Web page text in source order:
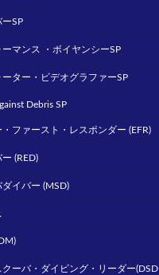
ーSP
マンス ・ボイヤンシーSP
ター・ビデオグラファーSP
Debris SP
ファースト・レスポンダー (EFR)
(RED)
イバー (MSD)
ーバ・ダイビング・リーダー(DSD